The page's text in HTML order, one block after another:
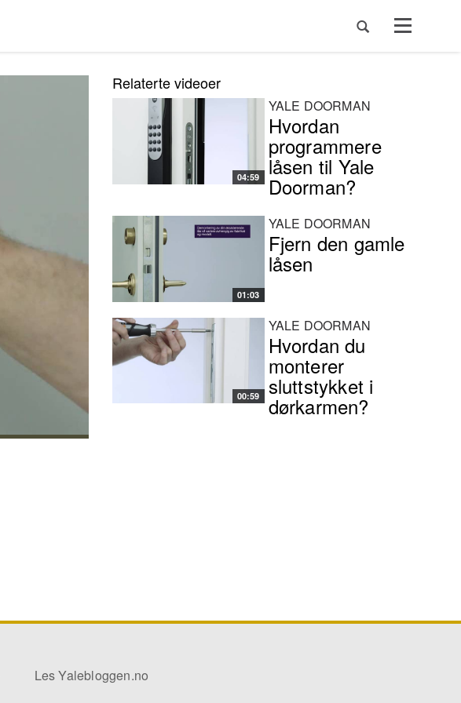
Toggle
Relaterte videoer
04:59
YALE DOORMAN
Hvordan
programmere
låsen til Yale
Doorman?
01:03
YALE DOORMAN
Fjern den gamle
låsen
00:59
YALE DOORMAN
Hvordan du
monterer
sluttstykket i
dørkarmen?
Les Yalebloggen.no